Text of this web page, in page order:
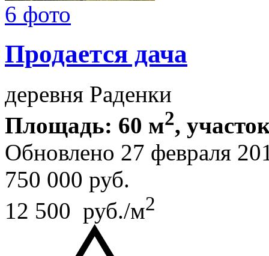
6 фото
Продается дача
деревня Раденки
Площадь: 60 м2,
Обновлено 27 февраля
750 000 руб.
12 500 руб./м2